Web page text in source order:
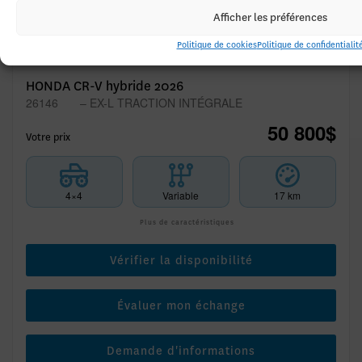
Afficher les préférences
Politique de cookiesPolitique de
HONDA CR-V hybride 2026
26146 – EX-L TRACTION INTÉGRALE
Votre prix 50 800$
4×4 Variable 17 km
Plus de caractéristiques
Vérifier la disponibilité
Évaluer mon échange
Demande d'informations